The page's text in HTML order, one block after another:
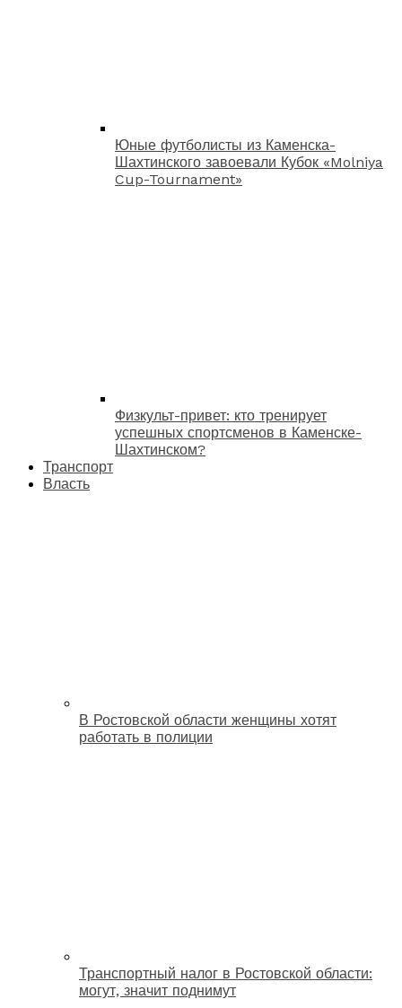
Юные футболисты из Каменска-
Шахтинского завоевали Кубок «Molniya
Cup-Tournament»
Физкульт-привет: кто тренирует
успешных спортсменов в Каменске-
Шахтинском?
Транспорт
Власть
В Ростовской области женщины хотят
работать в полиции
Транспортный налог в Ростовской области:
могут, значит поднимут